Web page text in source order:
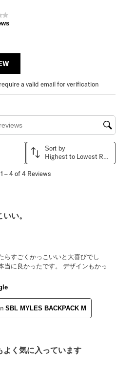
a valid email for verification
search region
Sort by
1 –4 of 4 Reviews
い。
らすごくかっこいいと大喜びでし
当に良かったです。 デザインもかっ
SBL MYLES BACKPACK M
よく気に入っています